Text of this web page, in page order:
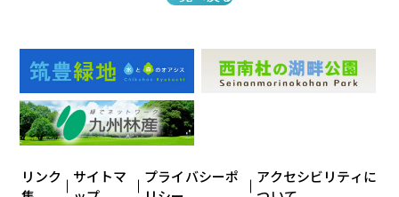
リンク
サイトマ
プライバシーポ
アクセシビリティに